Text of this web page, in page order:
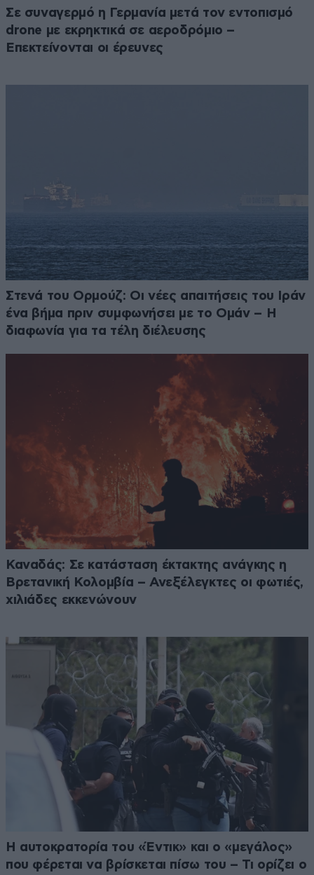
Σε συναγερμό η Γερμανία μετά τον εντοπισμό
drone με εκρηκτικά σε αεροδρόμιο –
Επεκτείνονται οι έρευνες
Στενά του Ορμούζ: Οι νέες απαιτήσεις του Ιράν
ένα βήμα πριν συμφωνήσει με το Ομάν – Η
διαφωνία για τα τέλη διέλευσης
Καναδάς: Σε κατάσταση έκτακτης ανάγκης η
Βρετανική Κολομβία – Ανεξέλεγκτες οι φωτιές,
χιλιάδες εκκενώνουν
Η αυτοκρατορία του «Έντικ» και ο «μεγάλος»
που φέρεται να βρίσκεται πίσω του – Τι ορίζει ο